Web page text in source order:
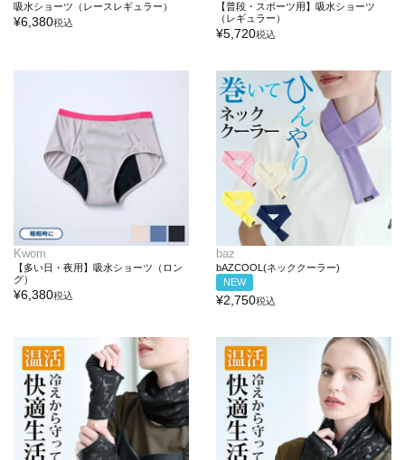
吸水ショーツ（レースレギュラー）
¥6,380税込
【普段・スポーツ用】吸水ショーツ
（レギュラー）
¥5,720税込
Kwom
【多い日・夜用】吸水ショーツ（ロン
グ）
¥6,380税込
baz
bAZCOOL(ネッククーラー)
NEW
¥2,750税込